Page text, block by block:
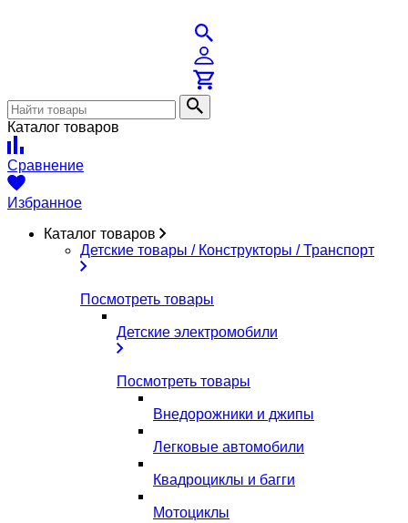
Каталог товаров
Сравнение
Избранное
Каталог товаров
Детские товары / Конструкторы / Транспорт
Посмотреть товары
Детские электромобили
Посмотреть товары
Внедорожники и джипы
Легковые автомобили
Квадроциклы и багги
Мотоциклы